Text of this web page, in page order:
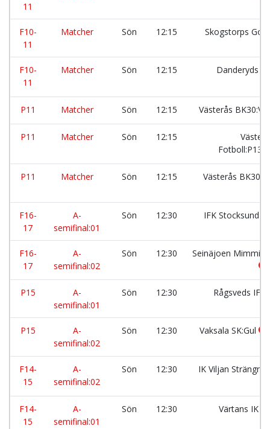
11
F10-
11
Matcher Sön 12:15 Skogstorps Goif
F10-
11
Matcher Sön 12:15 Danderyds
P11 Matcher Sön 12:15 Västerås BK30:Vit
P11 Matcher Sön 12:15
P11 Matcher Sön 12:15 Västerås
F16-
17
A-
semifinal:01
Sön 12:30 IFK Stocksund
F16-
17
A-
semifinal:02
Sön 12:30 Seinäjoen
P15
A-
semifinal:01
Sön 12:30 Rågsveds IF
P15
A-
semifinal:02
Sön 12:30 Vaksala SK:Gul
F14-
15
A-
semifinal:02
Sön 12:30 IK Viljan
F14-
15
A-
semifinal:01
Sön 12:30 Värtans IK